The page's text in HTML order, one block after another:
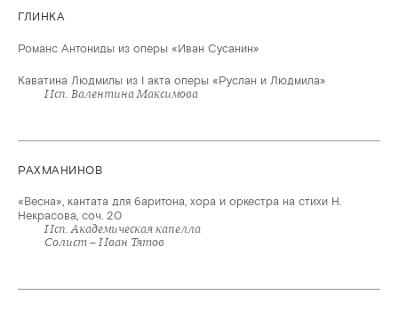
ГЛИНКА
Романс Антониды из оперы «Иван Сусанин»
Каватина Людмилы из I акта оперы «Руслан и Людмила»
Исп. Валентина Максимова
РАХМАНИНОВ
«Весна», кантата для баритона, хора и оркестра на стихи Н.
Некрасова, соч. 20
Исп. Академическая капелла
Солист – Иван Тятов